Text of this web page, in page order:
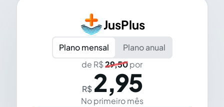
JusPlus
Plano mensal
Plano anual
de R$29,50por
R$ 2,95
No primeiro mês